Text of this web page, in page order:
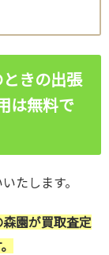
きの出張
は無料で
たします。
園が買取査定